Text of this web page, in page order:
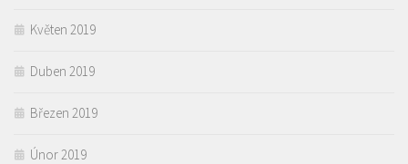
Květen 2019
Duben 2019
Březen 2019
Únor 2019